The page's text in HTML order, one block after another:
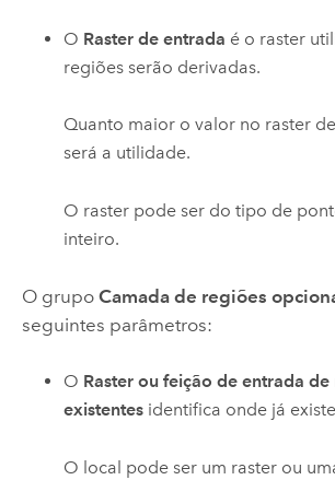
O Raster de entrada é o raster
regiões serão derivadas.
Quanto maior o valor no raster
será a utilidade.
O raster pode ser do tipo de
inteiro.
O grupo Camada de regiões
seguintes parâmetros:
O Raster ou feição de entrada
existentes identifica onde já
O local pode ser um raster ou